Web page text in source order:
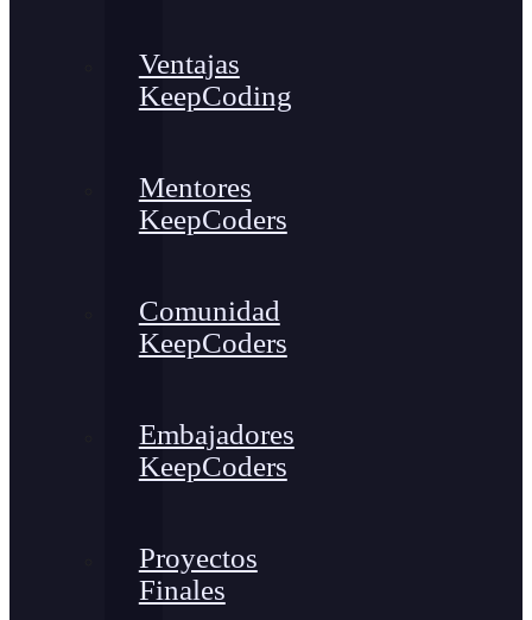
Ventajas
KeepCoding
Mentores
KeepCoders
Comunidad
KeepCoders
Embajadores
KeepCoders
Proyectos
Finales